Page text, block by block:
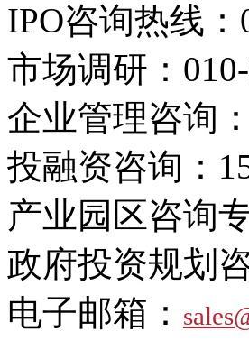
IPO咨询热线：
市场调研：
企业管理咨询：
投融资咨询：
产业园区咨询
政府投资规划
电子邮箱：